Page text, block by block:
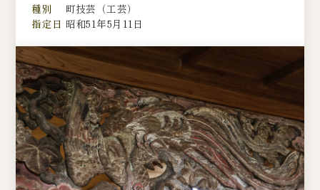
種別
町技芸（工芸）
指定日 昭和51年5月11日